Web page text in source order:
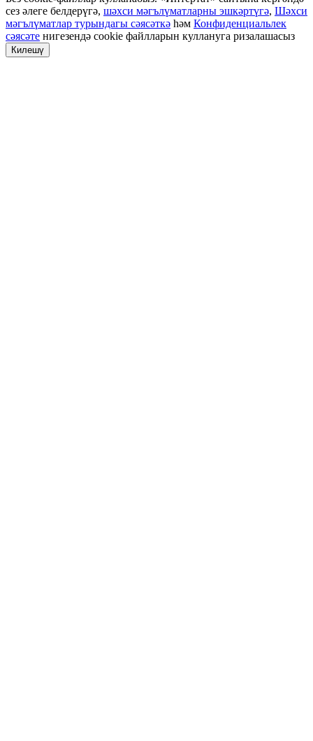
сез әлеге белдерүгә, шәхси мәгълүматларны эшкәртүгә, Шәхси
мәгълүматлар турындагы сәясәткә һәм Конфиденциальлек
сәясәте нигезендә cookie файлларын куллануга ризалашасыз
Килешү